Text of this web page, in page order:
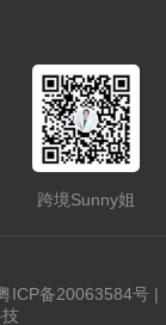
跨境Sunny姐
ICP备20063584号|